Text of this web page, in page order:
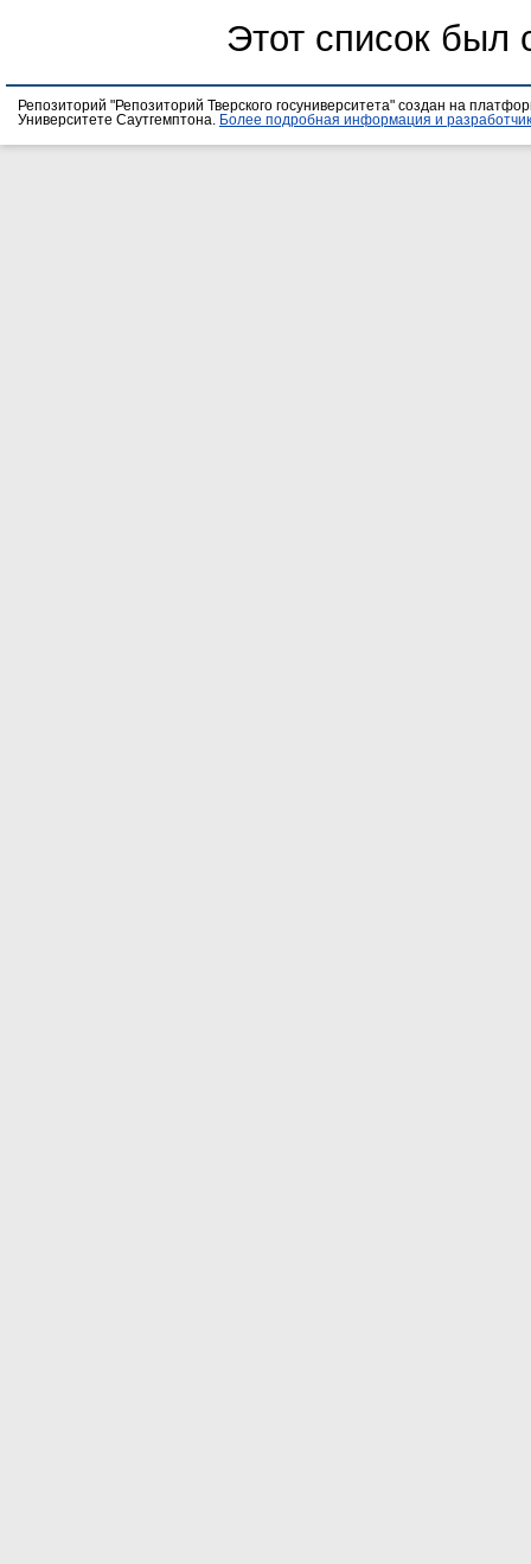
Этот список был
Репозиторий "Репозиторий Тверского госуниверситета" создан на
Университете Саутгемптона.
Более подробная информация и